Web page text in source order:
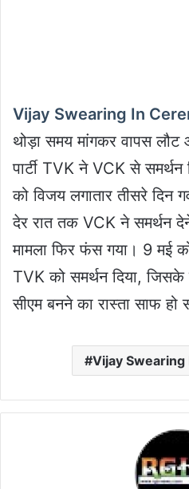
Vijay Swearing In
थोड़ा समय मांगकर वापस
पार्टी TVK ने VCK से समर्थन
को विजय लगातार तीसरे दिन
देर रात तक VCK ने समर्थन
मामला फिर फंस गया। 9 मई
TVK को समर्थन दिया,
सीएम बनने का रास्ता साफ हो
Vijay